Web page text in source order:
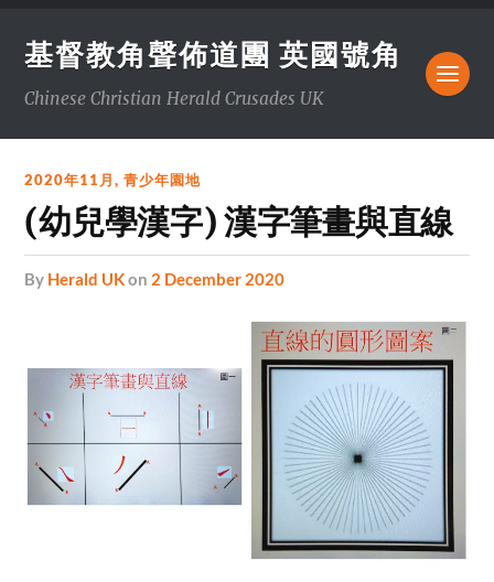
基督教角聲佈道團 英國號角
Chinese Christian Herald Crusades UK
2020年11月,青少年園地
(幼兒學漢字) 漢字筆畫與直線
by Herald UKon 2 December 2020